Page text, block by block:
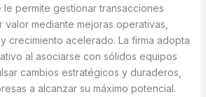
permite gestionar transacciones
mediante mejoras operativas,
crecimiento acelerado. La firma adopta
al asociarse con sólidos equipos
cambios estratégicos y duraderos,
a alcanzar su máximo potencial.